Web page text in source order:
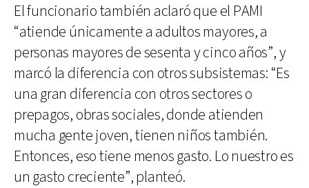
El funcionario también aclaró que el PAMI
“atiende únicamente a adultos mayores, a
personas mayores de sesenta y cinco años”, y
marcó la diferencia con otros subsistemas: “Es
una gran diferencia con otros sectores o
prepagos, obras sociales, donde atienden
mucha gente joven, tienen niños también.
Entonces, eso tiene menos gasto. Lo nuestro es
un gasto creciente”, planteó.